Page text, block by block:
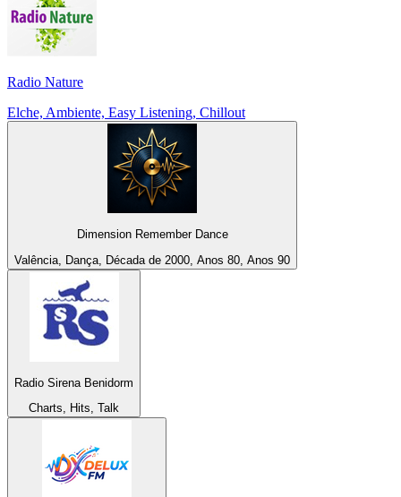
Radio Nature
Elche, Ambiente, Easy Listening, Chillout
Dimension Remember Dance
Valência, Dança, Década de 2000, Anos 80, Anos 90
Radio Sirena Benidorm
Charts, Hits, Talk